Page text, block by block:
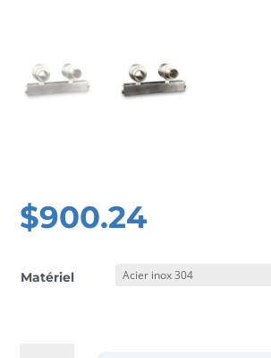
$900.24
Matériel